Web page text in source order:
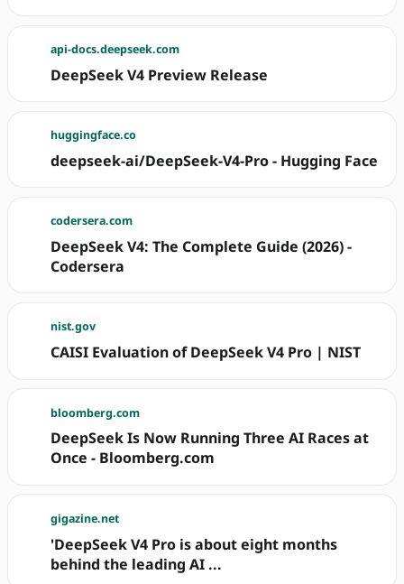
api-docs.deepseek.com
DeepSeek V4 Preview Release
huggingface.co
deepseek-ai/DeepSeek-V4-Pro - Hugging Face
codersera.com
DeepSeek V4: The Complete Guide (2026) -
Codersera
nist.gov
CAISI Evaluation of DeepSeek V4 Pro | NIST
bloomberg.com
DeepSeek Is Now Running Three AI Races at
Once - Bloomberg.com
gigazine.net
'DeepSeek V4 Pro is about eight months
behind the leading AI ...